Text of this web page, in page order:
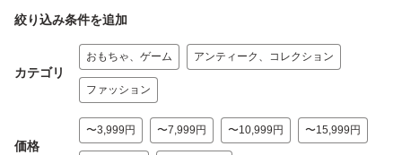
絞り込み条件を追加
カテゴリ
おもちゃ、ゲーム アンティーク、コレクション
ファッション
価格
〜3,999円 〜7,999円 〜10,999円 〜15,999円